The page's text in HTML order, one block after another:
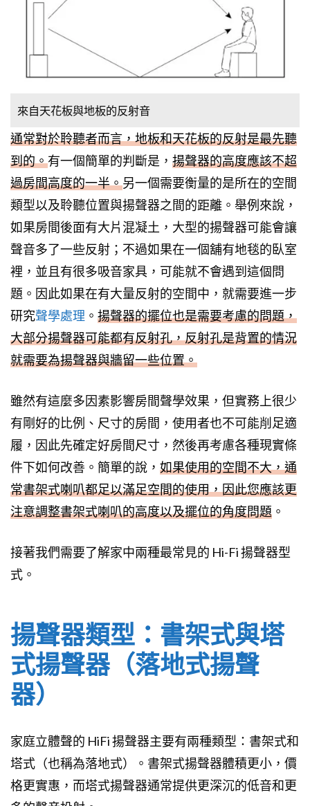
來自天花板與地板的反射音
通常對於聆聽者而言，地板和天花板的反射是最先聽
到的。有一個簡單的判斷是， 揚聲器的高度應該不超
過房間高度的一半。另一個需要衡量的是所在的空間
類型以及聆聽位置與揚聲器之間的距離。舉例來說，
如果房間後面有大片混凝土，大型的揚聲器可能會讓
聲音多了一些反射；不過如果在一個舖有地毯的臥室
裡，並且有很多吸音家具，可能就不會遇到這個問
題。因此如果在有大量反射的空間中，就需要進一步
研究聲學處理 。 揚聲器的擺位也是需要考慮的問題，
大部分揚聲器可能都有反射孔，反射孔是背置的情況
就需要為揚聲器與牆留一些位置。
雖然有這麼多因素影響房間聲學效果，但實務上很少
有剛好的比例、尺寸的房間，使用者也不可能削足適
履，因此先確定好房間尺寸，然後再考慮各種現實條
件下如何改善。簡單的說， 如果使用的空間不大，通
常書架式喇叭都足以滿足空間的使用，因此您應該更
注意調整書架式喇叭的高度以及擺位的角度問題 。
接著我們需要了解家中兩種最常見的 Hi-Fi 揚聲器型
式。
揚聲器類型：書架式與塔
式揚聲器（落地式揚聲
器）
家庭立體聲的 HiFi 揚聲器主要有兩種類型：書架式和
塔式（也稱為落地式）。書架式揚聲器體積更小，價
格更實惠，而塔式揚聲器通常提供更深沉的低音和更